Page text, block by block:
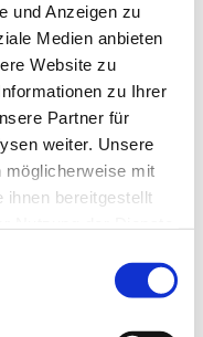
und Anzeigen zu
Medien anbieten
Website zu
zu Ihrer
Partner für
weiter. Unsere
möglicherweise mit
ihnen bereitgestellt
als
und
zunehmend
3D-Druck lassen
teilweise sogar
Kunden fertigen.
Möglichkeiten:
und ein sichtbarer
wird.
Druck ist nicht